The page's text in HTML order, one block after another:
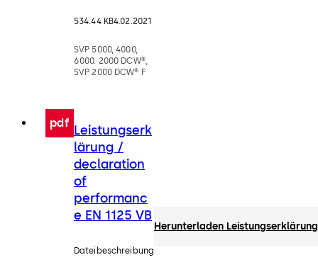
534.44 KB4.02.2021
SVP 5000, 4000,
6000. 2000 DCW®,
SVP 2000 DCW® F
pdf Leistungserk
lärung /
declaration
of
performanc
e EN 1125 VB
Dateibeschreibung
Herunterladen